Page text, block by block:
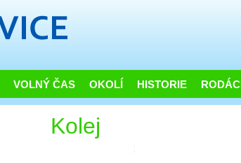
VOLNÝ ČAS OKOLÍ HISTORIE RODÁCI
Kolej